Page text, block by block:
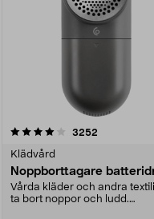
3252
Klädvård
Noppborttagare
Vårda kläder och andra
ta bort noppor och ludd.
4.5av 5 stjärnor